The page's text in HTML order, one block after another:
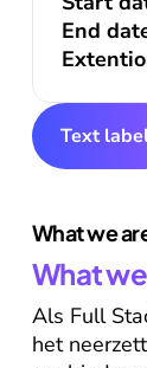
End
Text
What we
What
Als Full
het